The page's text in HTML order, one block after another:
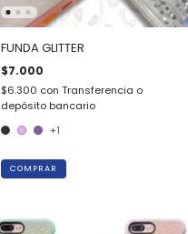
FUNDA GLITTER
$7.000
$6.300 con Transferencia o
depósito bancario
+1
COMPRAR